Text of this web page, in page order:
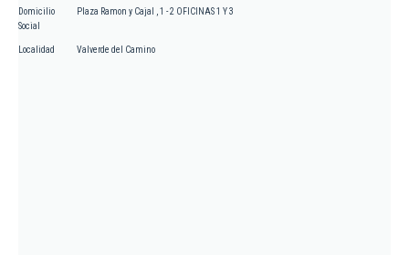
Domicilio
Social
Plaza Ramon y Cajal , 1 - 2 OFICINAS 1 Y 3
Localidad Valverde del Camino